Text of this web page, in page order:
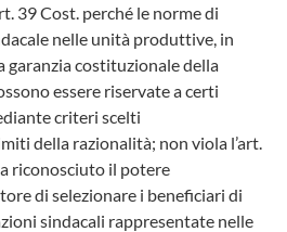
39 Cost. perché le norme di
nelle unità produttive, in
garanzia costituzionale della
essere riservate a certi
criteri scelti
della razionalità; non viola l’art.
riconosciuto il potere
di selezionare i beneficiari di
sindacali rappresentate nelle